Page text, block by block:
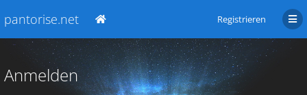
pantorise.net Registrieren
Anmelden